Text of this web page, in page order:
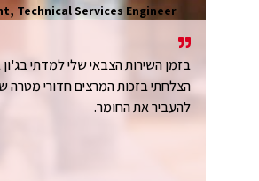
Technical Services Engineer
בזמן השירות הצבאי שלי למדתי בג'ון
הצלחתי בזכות המרצים חדורי מטרה
להעביר את החומר.